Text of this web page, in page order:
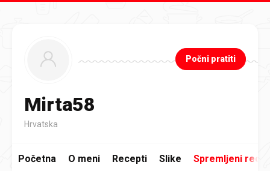
Mirta58
Hrvatska
Počni pratiti
Početna O meni Recepti Slike Spremljeni